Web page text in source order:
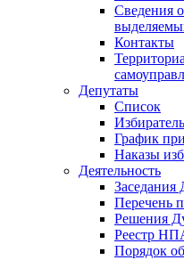
Сведения
Контакты
Депутаты
Список
График
Наказы
Деятельность
Заседания
Перечень
Решения
Реестр
Порядок